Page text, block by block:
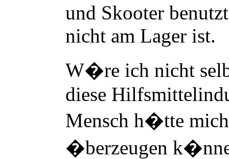
und Skooter
nicht am Lager ist.
W�re ich nicht
diese
Mensch h�tte
�berzeugen k�